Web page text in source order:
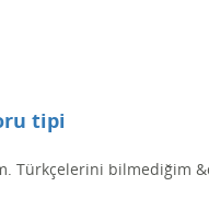
tipi
Türkçelerini bilmediğim